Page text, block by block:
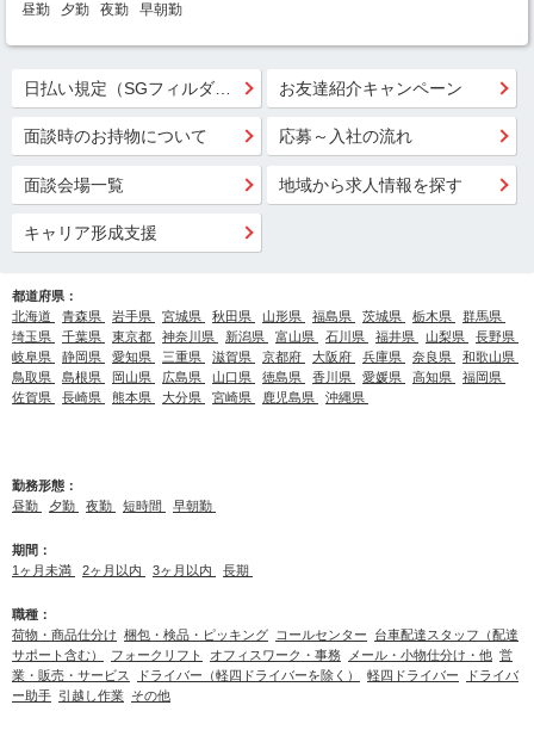
昼勤
夕勤 夜勤 早朝勤
お友達紹介キャンペーン
面談時のお持物について 応募～入社の流れ
面談会場一覧 地域から求人情報を探す
キャリア形成支援
都道府県：
北海道
青森県 岩手県 宮城県 秋田県 山形県 福島県 茨城県 栃木県
群馬県
埼玉県
千葉県 東京都 神奈川県 新潟県 富山県 石川県 福井県 山梨県
長野県
岐阜県
静岡県 愛知県 三重県 滋賀県 京都府 大阪府 兵庫県 奈良県
和歌山県
鳥取県
島根県 岡山県 広島県 山口県 徳島県 香川県 愛媛県 高知県
福岡県
佐賀県
長崎県 熊本県 大分県 宮崎県 鹿児島県 沖縄県
勤務形態：
昼勤
夕勤 夜勤 短時間 早朝勤
期間：
1ヶ月未満
2ヶ月以内 3ヶ月以内 長期
職種：
荷物・商品仕分け 梱包・検品・ピッキング コールセンター
台車配達スタッフ（配達
サポート含む）
フォークリフト オフィスワーク・事務 メール・小物仕分け・他 営
業・販売・サービス
ドライバー（軽四ドライバーを除く） 軽四ドライバー
ドライバ
ー助手 引越し作業 その他